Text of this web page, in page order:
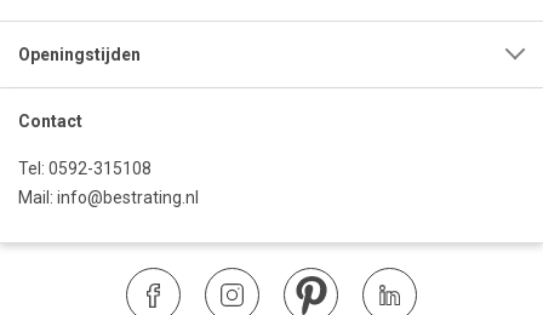
Openingstijden
Contact
Tel: 0592-315108
Mail: info@bestrating.nl